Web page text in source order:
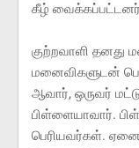
கீழ்
குற்றவாளி தனது
மனைவிகளுடன்
ஆவார், ஒருவர்
பிள்ளையாவார்.
பெரியவர்கள்.